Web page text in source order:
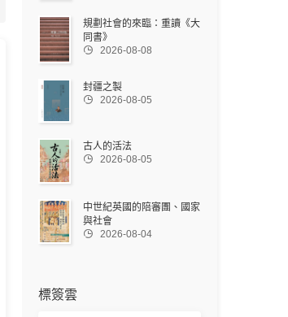
規劃社會的來臨：重讀《大
同書》
 2026-08-08
封疆之製
 2026-08-05
古人的活法
 2026-08-05
中世紀英國的陪審團、國家
與社會
 2026-08-04
標簽雲